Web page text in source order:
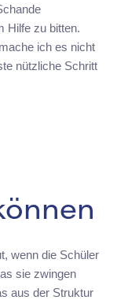
Hilfe zu bitten.
ich es nicht
nützliche Schritt
wenn die Schüler
sie zwingen
aus der Struktur